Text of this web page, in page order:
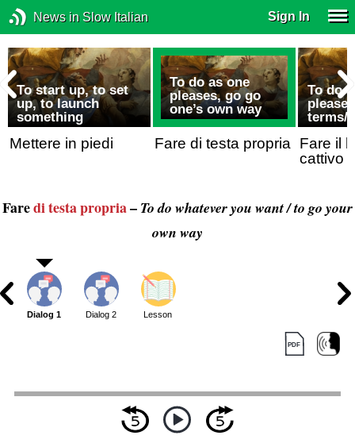
News in Slow Italian Sign In
To start up, to set
up, to launch
something
Mettere in piedi
To do as one
pleases, go go
one’s own way
Fare di testa propria
To do
terms/
Fare il
cattivo
Faredi testa propria– To do whatever you want / to go your
own way
Dialog 1 Dialog 2 Lesson